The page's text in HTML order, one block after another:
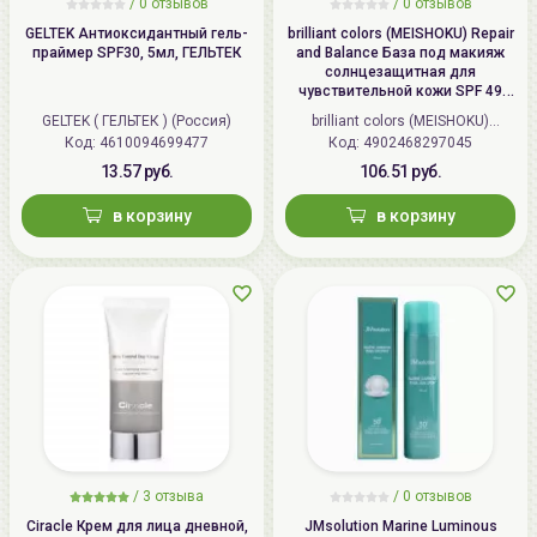
ул.Мележа, д.5, корп.1, пом.233.
+375296092910
group@allcosmetics.by
GELTEK Антиоксидантный гель-
праймер SPF30, 5мл, ГЕЛЬТЕК
GELTEK ( ГЕЛЬТЕК ) (Россия)
Код: 4610094699477
13.57 руб.
в корзину
brilliant colors (MEISHOKU) Repair
and Balance База под макияж
солнцезащитная для
чувствительной кожи SPF 49
PA+++, Восстановление и
баланс | 40г | Repair and Balance
Skin Care UV Base SPF 49 PA+++
brilliant colors (MEISHOKU)
(Япония)
Код: 4902468297045
106.51 руб.
в корзину
/ 3 отзыва
Ciracle Крем для лица дневной,
/ 0 отзывов
JMsolution Marine Luminous